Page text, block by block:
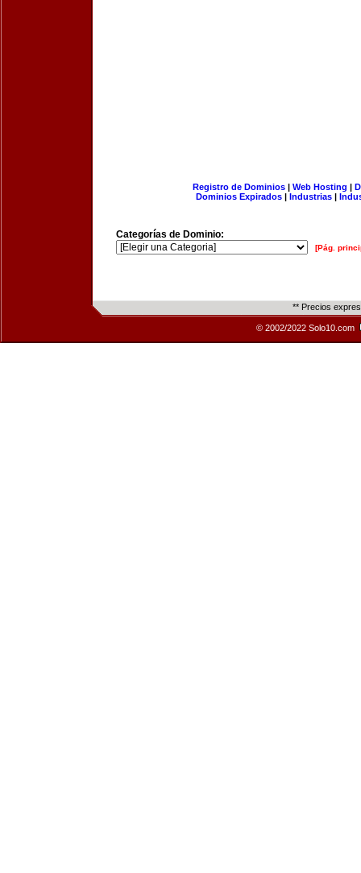
Registro de Dominios| Web Hosting |
Dominios Expirados | Industrias |
Categorías de Dominio:
[Pág.
** Precios
© 2002/2022 Solo10.com